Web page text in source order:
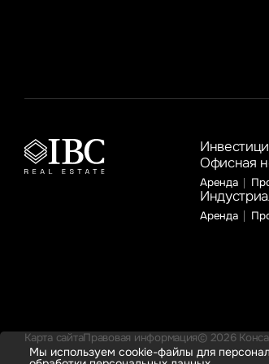
Офисная
Аренда
Аренда
Карта сайтаПравовая информация© 2026
Мы используем cookie-файлы для